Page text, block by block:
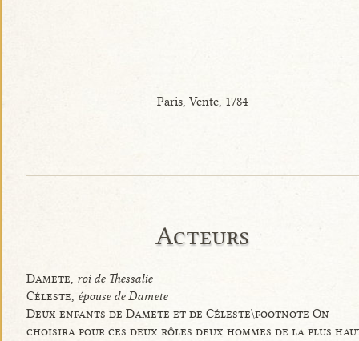
Paris, Vente, 1784
Acteurs
Damete, roi de Thessalie
Céleste, épouse de Damete
Deux enfants de Damete et de Céleste\footnote On
choisira pour ces deux rôles deux hommes de la plus